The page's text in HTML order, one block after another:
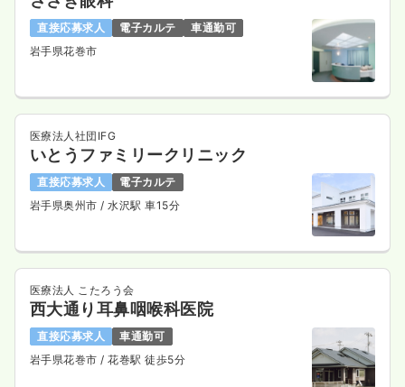
直接応募求人 電子カルテ
車通勤可
岩手県花巻市
医療法人社団IFG
いとうファミリークリニック
直接応募求人
電子カルテ
岩手県奥州市/ 水沢駅 車15分
医療法人 こたろう会
西大通り耳鼻咽喉科医院
直接応募求人
車通勤可
岩手県花巻市/ 花巻駅 徒歩5分